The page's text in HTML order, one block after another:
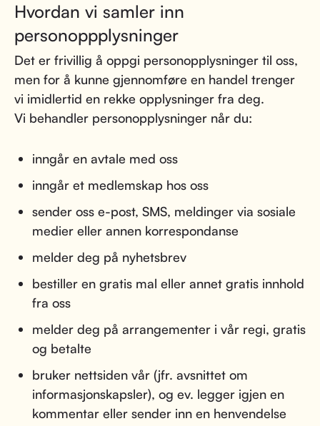
Hvordan vi samler inn
personoppplysninger
Det er frivillig å oppgi personopplysninger til oss,
men for å kunne gjennomføre en handel trenger
vi imidlertid en rekke opplysninger fra deg.
Vi behandler personopplysninger når du:
inngår en avtale med oss
inngår et medlemskap hos oss
sender oss e-post, SMS, meldinger via sosiale
medier eller annen korrespondanse
melder deg på nyhetsbrev
bestiller en gratis mal eller annet gratis innhold
fra oss
melder deg på arrangementer i vår regi, gratis
og betalte
bruker nettsiden vår (jfr. avsnittet om
informasjonskapsler), og ev. legger igjen en
kommentar eller sender inn en henvendelse